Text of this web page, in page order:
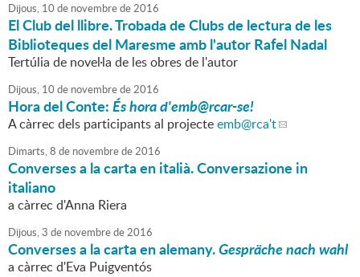
Dijous, 10 de novembrede2016
El Club del llibre. Trobada de Clubs de lectura de les
Biblioteques del Maresme amb l'autor Rafel Nadal
Tertúlia de novel·la de les obres de l'autor
Dijous, 10 de novembrede2016
Hora del Conte:És hora d'emb@rcar-se!
A càrrec dels participants al projecteemb@rca't
Dimarts,8 de novembrede2016
Converses a la carta en italià. Conversazione in
italiano
a càrrec d'Anna Riera
Dijous,3 de novembrede2016
Converses a la carta en alemany.Gespräche nach wahl
a càrrec d'Eva Puigventós